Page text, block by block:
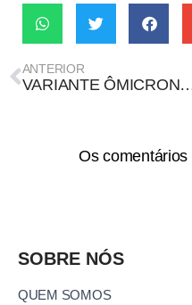
ANTERIOR
VARIANTE ÔMICRON É MAIS SEVERA
Os
SOBRE NÓS
QUEM SOMOS